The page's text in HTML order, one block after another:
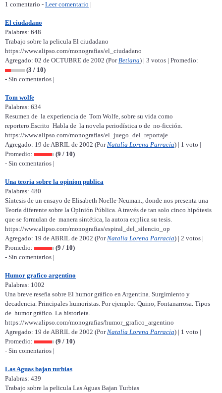
1 comentario - Leer comentario |
El ciudadano
Palabras: 648
Trabajo sobre la pelicula El ciudadano
https://www.alipso.com/monografias/el_ciudadano
Agregado: 02 de OCTUBRE de 2002 (PorBetiana) | 3 votos | Promedio:
(3 / 10)
- Sin comentarios |
Tom wolfe
Palabras: 634
Resumen de la experiencia de Tom Wolfe, sobre su vida como
reportero.Escrito Habla de la novela periodística o de no-ficción.
https://www.alipso.com/monografias/el_juego_del_reportaje
Agregado: 19 de ABRIL de 2002 (PorNatalia Lorena Parracia) | 1 voto |
Promedio:
(9 / 10)
- Sin comentarios |
Una teoria sobre la opinion publica
Palabras: 480
Síntesis de un ensayo de Elisabeth Noelle-Neuman., donde nos presenta una
Teoría diferente sobre la Opinión Pública. A través de tan solo cinco hipótesis
que se formulan de manera sintética, la autora explica su tesis.
https://www.alipso.com/monografias/espiral_del_silencio_op
Agregado: 19 de ABRIL de 2002 (PorNatalia Lorena Parracia) | 2 votos |
Promedio:
(9 / 10)
- Sin comentarios |
Humor grafico argentino
Palabras: 1002
Una breve reseña sobre El humor gráfico en Argentina. Surgimiento y
decadencia. Principales humoristas. Por ejemplo: Quino, Fontanarrosa. Tipos
de humor gráfico. La historieta.
https://www.alipso.com/monografias/humor_grafico_argentino
Agregado: 19 de ABRIL de 2002 (PorNatalia Lorena Parracia) | 1 voto |
Promedio:
(9 / 10)
- Sin comentarios |
Las Aguas bajan turbias
Palabras: 439
Trabajo sobre la pelicula Las Aguas Bajan Turbias